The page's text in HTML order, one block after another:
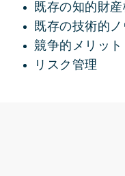
既存の知的財
既存の技術的
競争的メリッ
リスク管理